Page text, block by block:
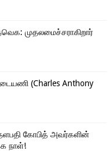
முதலமைச்சராகிறார்
(Charles Anthony
கோபித் அவர்களின்
நாள்!